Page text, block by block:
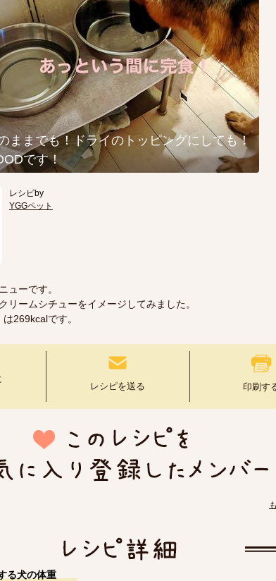
ままでも！ドライのトッピングにしても！
です！
レシピby
YGGペット
ューです。
リームシチューをイメージしてみました。
269kcalです。
レシピを送る 印刷す
る犬の体重